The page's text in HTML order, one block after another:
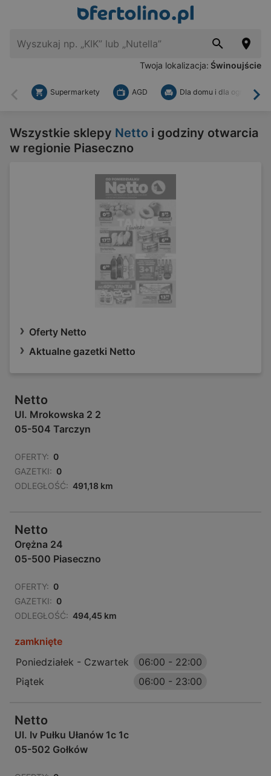
Twoja lokalizacja: Świnoujście
Wstecz
Supermarkety AGD Dla domu i dla ogrodu
Wszystkie sklepy Netto i godziny otwarcia
w regionie Piaseczno
Oferty Netto
Aktualne gazetki Netto
Netto
Ul. Mrokowska 2 2
05-504 Tarczyn
OFERTY: 0
GAZETKI: 0
ODLEGŁOŚĆ: 491,18 km
Netto
Orężna 24
05-500 Piaseczno
OFERTY: 0
GAZETKI: 0
ODLEGŁOŚĆ: 494,45 km
zamknięte
Poniedziałek - Czwartek
06:00 - 22:00
Piątek
06:00 - 23:00
Netto
Ul. Iv Pułku Ułanów 1c 1c
05-502 Gołków